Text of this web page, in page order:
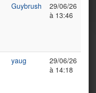
Guybrush
29/06/26
à 13:46
yaug
29/06/26
à 14:18